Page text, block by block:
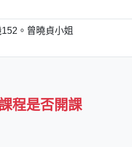
。曾曉貞小姐
程是否開課